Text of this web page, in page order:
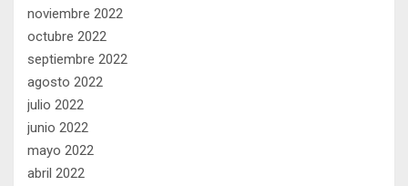
noviembre 2022
octubre 2022
septiembre 2022
agosto 2022
julio 2022
junio 2022
mayo 2022
abril 2022